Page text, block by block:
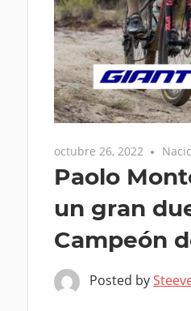
octubre 26, 2022
Paolo
un gran
Campeón
Posted by